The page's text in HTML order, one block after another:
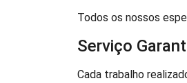
Todos os nossos
Serviço
Cada trabalho